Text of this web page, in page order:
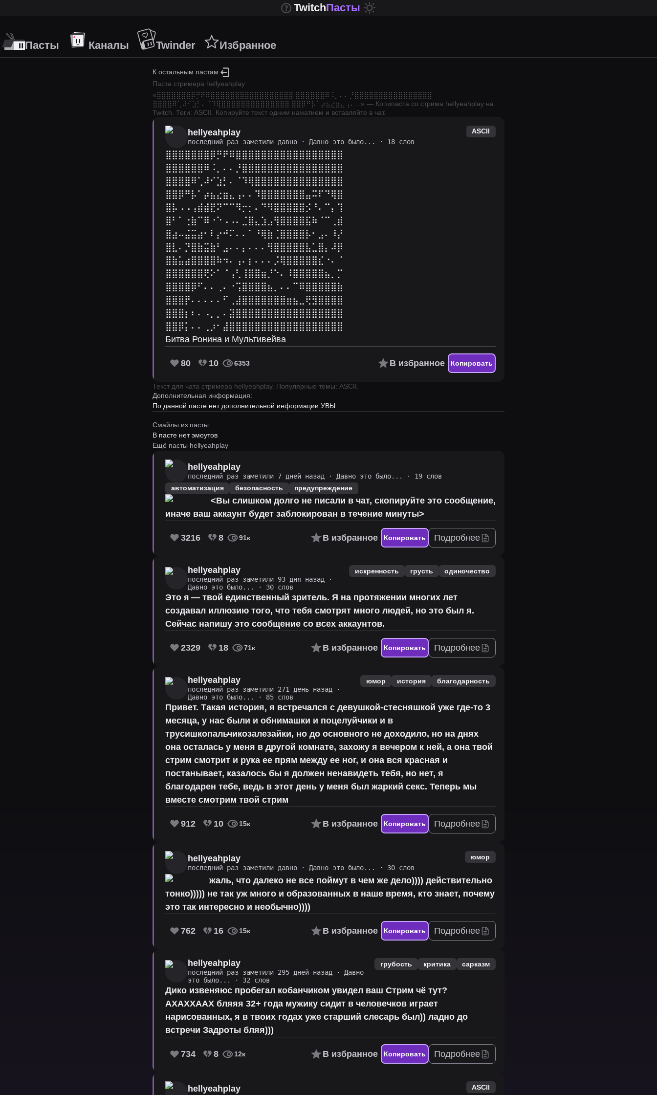
TwitchПасты
Пасты Каналы Twinder Избранное
К остальным пастам
Паста стримера hellyeahplay
«⣿⣿⣿⣿⣿⣿⣿⡿⡛⠟⠿⣿⣿⣿⣿⣿⣿⣿⣿⣿⣿⣿⣿⣿⣿⣿⣿⣿ ⣿⣿⣿⣿⣿⣿⠿⠨⡀⠄⠄⡘⣿⣿⣿⣿⣿⣿⣿⣿⣿⣿⣿⣿⣿⣿⣿⣿
⣿⣿⣿⣿⠿⢁⠼⠊⣱⡃⠄⠈⠹⢿⣿⣿⣿⣿⣿⣿⣿⣿⣿⣿⣿⣿⣿⣿ ⣿⣿⡿⠛⡧⠁⡴⣦⣔⣶⣄⢠⠄
» — Копипаста со стрима hellyeahplay на
Twitch. Теги: ASCII. Копируйте текст одним нажатием и вставляйте в чат.
hellyeahplay
последний раз заметили давно · Давно это было... · 18 слов
ASCII
⣿⣿⣿⣿⣿⣿⣿⡿⡛⠟⠿⣿⣿⣿⣿⣿⣿⣿⣿⣿⣿⣿⣿⣿⣿⣿⣿⣿
⣿⣿⣿⣿⣿⣿⠿⠨⡀⠄⠄⡘⣿⣿⣿⣿⣿⣿⣿⣿⣿⣿⣿⣿⣿⣿⣿⣿
⣿⣿⣿⣿⠿⢁⠼⠊⣱⡃⠄⠈⠹⢿⣿⣿⣿⣿⣿⣿⣿⣿⣿⣿⣿⣿⣿⣿
⣿⣿⡿⠛⡧⠁⡴⣦⣔⣶⣄⢠⠄⠄⠹⣿⣿⣿⣿⣿⣿⣿⣤⠭⠏⠙⢿⣿
⣿⡧⠠⠠⢠⣾⣾⣟⠝⠉⠉⠻⡒⡂⠄⠙⠻⣿⣿⣿⣿⣿⡪⠘⠄⠉⡄⢹
⣿⠃⠁⢐⣷⠉⠿⠐⠑⠠⠠⠄⣈⣿⣄⣱⣠⢻⣿⣿⣿⣿⣯⠷⠈⠉⢀⣾
⣿⣴⠤⣬⣭⣴⠂⠇⡔⠚⠍⠄⠄⠁⠘⢿⣷⢈⣿⣿⣿⣿⡧⠂⣠⠄⠸⡜
⣿⣇⠄⡙⣿⣷⣭⣷⠃⣠⠄⠄⡄⠄⠄⠄⢻⣿⣿⣿⣿⣿⣧⣁⣿⡄⠼⡿
⣿⣷⣥⣴⣿⣿⣿⣿⠷⠲⠄⢠⠄⡆⠄⠄⠄⡨⢿⣿⣿⣿⣿⣿⣎⠐⠄⠈
⣿⣿⣿⣿⣿⣿⢟⠕⠁⠈⢠⢃⢸⣿⣿⣶⡘⠑⠄⠸⣿⣿⣿⣿⣿⣦⡀⡉
⣿⣿⣿⣿⡿⠋⠄⠄⢀⠄⠐⢩⣿⣿⣿⣿⣦⡀⠄⠄⠉⠿⣿⣿⣿⣿⣿⣷
⣿⣿⣿⡟⠄⠄⠄⠄⠄⠋⢀⣼⣿⣿⣿⣿⣿⣿⣿⣶⣦⣀⢟⣻⣿⣿⣿⣿
⣿⣿⣿⡆⠆⠄⠠⡀⡀⠄⣽⣿⣿⣿⣿⣿⣿⣿⣿⣿⣿⣿⣿⣿⣿⣿⣿⣿
⣿⣿⡿⡅⠄⠄⢀⡰⠂⣼⣿⣿⣿⣿⣿⣿⣿⣿⣿⣿⣿⣿⣿⣿⣿⣿⣿⣿
Битва Ронина и Мультивейва
80 10 6353 В избранное Копировать
Текст для чата стримера hellyeahplay. Популярные темы: ASCII.
Дополнительная информация:
По данной пасте нет дополнительной информации УВЫ
Смайлы из пасты:
В пасте нет эмоутов
Ещё пасты hellyeahplay
hellyeahplay
последний раз заметили 7 дней назад · Давно это было...
· 19 слов
автоматизация
безопасность предупреждение
<Вы слишком долго не писали в чат, скопируйте это сообщение,
иначе ваш аккаунт будет заблокирован в течение минуты>
3216 8 91к В избранное Копировать Подробнее
hellyeahplay
последний раз заметили 93 дня назад ·
Давно это было...
· 30 слов
искренность грусть одиночество
Это я — твой единственный зритель. Я на протяжении многих лет
создавал иллюзию того, что тебя смотрят много людей, но это был я.
Сейчас напишу это сообщение со всех аккаунтов.
2329 18 71к В избранное Копировать Подробнее
hellyeahplay
последний раз заметили 271 день назад ·
Давно это было...
· 85 слов
юмор история благодарность
Привет. Такая история, я встречался с девушкой-стесняшкой уже где-то 3
месяца, у нас были и обнимашки и поцелуйчики и в
трусишкопальчикозалезайки, но до основного не доходило, но на днях
она осталась у меня в другой комнате, захожу я вечером к ней, а она твой
стрим смотрит и рука ее прям между ее ног, и она вся красная и
постанывает, казалось бы я должен ненавидеть тебя, но нет, я
благодарен тебе, ведь в этот день у меня был жаркий секс. Теперь мы
вместе смотрим твой стрим
912 10 15к В избранное Копировать Подробнее
hellyeahplay
последний раз заметили давно · Давно это было... · 30 слов
юмор
жаль, что далеко не все поймут в чем же дело)))) действительно
тонко))))) не так уж много и образованных в наше время, кто знает, почему
это так интересно и необычно))))
762 16 15к В избранное Копировать Подробнее
hellyeahplay
последний раз заметили 295 дней назад ·
Давно
это было...
· 32 слов
грубость критика сарказм
Дико извеняюс пробегал кобанчиком увидел ваш Стрим чё тут?
АХАХХААХ бляяя 32+ года мужику сидит в человечков играет
нарисованных, я в твоих годах уже старший слесарь был)) ладно до
встречи Задроты бляя)))
734 8 12к В избранное Копировать Подробнее
hellyeahplay ASCII